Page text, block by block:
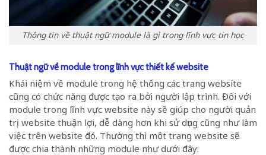
Thông tin về thuật ngữ module là gì trong lĩnh vực tin học
Thuật ngữ về module trong lĩnh vực thiết kế website
Khái niệm về module trong hệ thống các trang website
cũng có chức năng được tạo ra bởi người lập trình. Đối với
module trong lĩnh vực website này sẽ giúp cho người quản
trị website thuận lợi, dễ dàng hơn khi sử dụng cũng như làm
việc trên website đó. Thường thì một trang website sẽ
được chia thành những module như dưới đây: